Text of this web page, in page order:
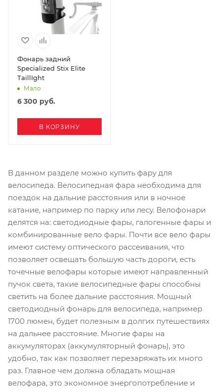
Фонарь задний
Specialized Stix Elite
TaillIght
Мало
6 300 руб.
В КОРЗИНУ
В данном разделе можно купить фару для
велосипеда. Велосипедная фара необходима для
поездок на дальние расстояния или в ночное
катание, например по парку или лесу. Велофонари
делятся на: светодиодные фары, галогенные фары и
комбинированные вело фары. Почти все вело фары
имеют систему оптического рассеивания, что
позволяет освещать большую часть дороги, есть
точечные велофары которые имеют направленный
пучок света, такие велосипедные фары способны
светить на более дальние расстояния. Мощный
светодиодный фонарь для велосипеда, например
1700 люмен, будет полезным в долгих путешествиях
на дальнее расстояние. Многие фары на
аккумуляторах (аккумуляторный фонарь), это
удобно, так как позволяет перезаряжать их много
раз. Главное чем должна обладать мощная
велофара, это экономное энергопотребление и